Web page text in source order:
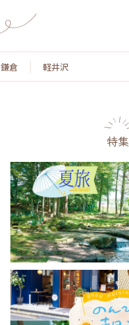
鎌倉 軽井沢
名所・旧跡 温泉・スパ
特集